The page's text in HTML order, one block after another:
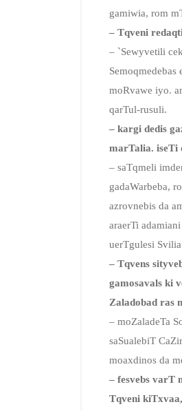
gamiwia, rom
– Tqveni
– `Sewyvetili
moRvawe iyo.
qarTul-rusuli.
– kargi dedis
marTalia. iseTi
– saTqmeli
gadaWarbeba,
azrovnebis da
araerTi
uerTgulesi
– Tqvens
gamosavals ki
Zaladobad ras
– moZaladeTa
saSualebiT
moaxdinos da
– fesvebs varT
Tqveni